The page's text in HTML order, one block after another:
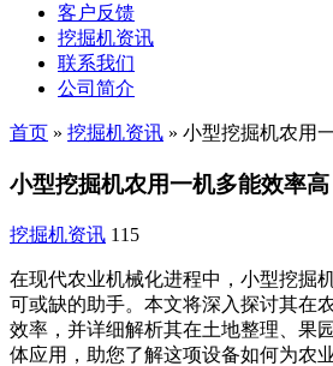
客户反馈
挖掘机资讯
联系我们
公司简介
首页 » 挖掘机资讯 » 小型挖掘机农用
小型挖掘机农用一机多能效率高
挖掘机资讯 115
在现代农业机械化进程中，小型挖掘
可或缺的助手。本文将深入探讨其在
效率，并详细解析其在土地整理、果
体应用，助您了解这项设备如何为农